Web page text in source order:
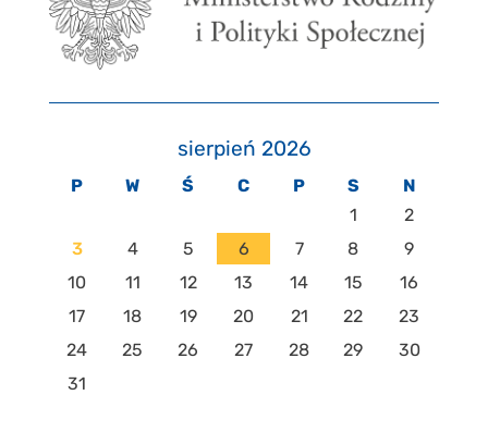
sierpień 2026
P W Ś C P S
N
1
2
3
4 5 6 7 8
9
10
11 12 13 14 15
16
17
18 19 20 21 22
23
24
25 26 27 28 29
30
31